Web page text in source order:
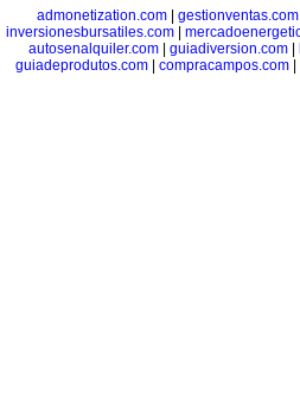
admonetization.com| gestionventas.com
inversionesbursatiles.com|
autosenalquiler.com| guiadiversion.com|
guiadeprodutos.com| compracampos.com|